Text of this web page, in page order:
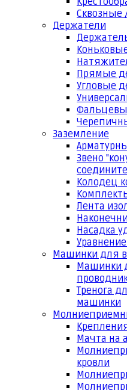
Сквозные
Держатели
Прямые
Угловые
Заземление
Звено
Колодец
Лента
Насадка
Машинки для
Машинки
Тренога
машинки
Мачта на
кровли